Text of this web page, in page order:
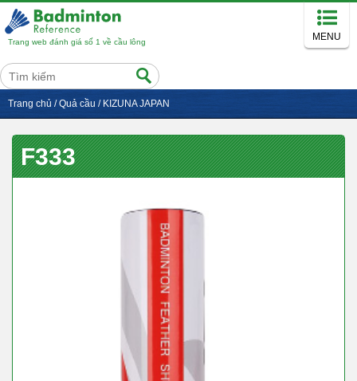
Trang web đánh giá số 1 về cầu lông MENU
Trang chủ /Quả cầu / KIZUNA JAPAN
F333